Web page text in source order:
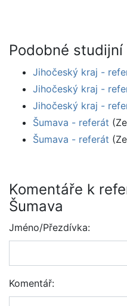
Podobné
Jihočeský kraj -
Jihočeský kraj -
Jihočeský kraj -
Šumava - referát
Šumava - referát
Komentáře k
Šumava
Jméno/Přezdívka:
Komentář: